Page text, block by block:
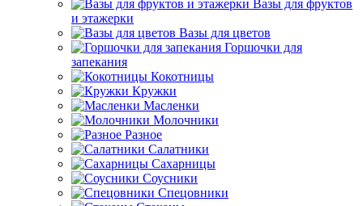
Вазы для фруктов
и этажерки
Вазы для цветов
Горшочки для
запекания
Кокотницы
Кружки
Масленки
Молочники
Разное
Салатники
Сахарницы
Соусники
Спецовники